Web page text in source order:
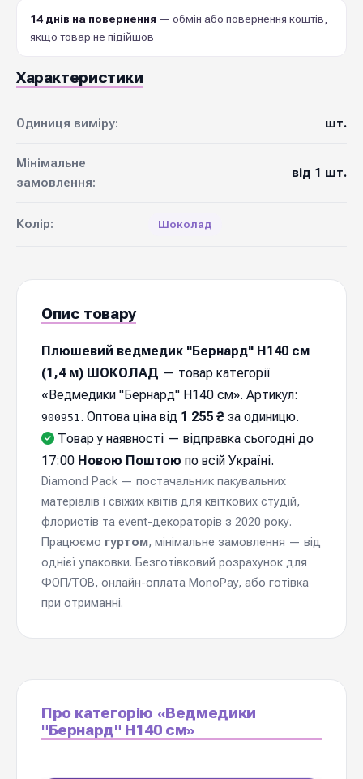
14 днів на повернення — обмін або повернення коштів,
якщо товар не підійшов
Характеристики
Одиниця виміру: шт.
Мінімальне
замовлення:
від 1 шт.
Колір: Шоколад
Опис товару
Плюшевий ведмедик "Бернард" Н140 см
(1,4 м) ШОКОЛАД — товар категорії
«Ведмедики "Бернард" Н140 см». Артикул:
900951. Оптова ціна від 1 255 ₴ за одиницю.
Товар у наявності — відправка cьогодні до
17:00 Новою Поштою по всій Україні.
Diamond Pack — постачальник пакувальних
матеріалів і свіжих квітів для квіткових студій,
флористів та event-декораторів з 2020 року.
Працюємо гуртом, мінімальне замовлення — від
однієї упаковки. Безготівковий розрахунок для
ФОП/ТОВ, онлайн-оплата MonoPay, або готівка
при отриманні.
Про категорію «Ведмедики
"Бернард" Н140 см»